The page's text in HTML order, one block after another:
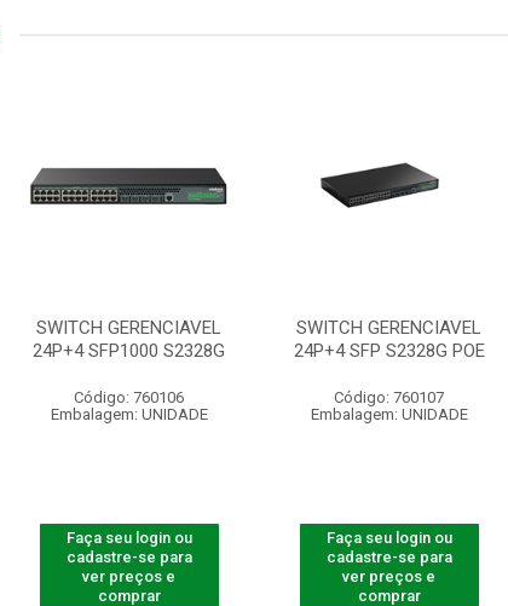
SWITCH GERENCIAVEL
24P+4 SFP1000 S2328G
Código: 760106
Embalagem: UNIDADE
Faça seu login ou
cadastre-se para
ver preços e
comprar
SWITCH GERENCIAVEL
24P+4 SFP S2328G POE
Código: 760107
Embalagem: UNIDADE
Faça seu login ou
cadastre-se para
ver preços e
comprar